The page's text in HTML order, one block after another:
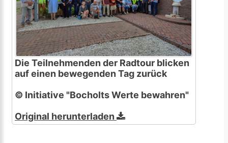
Die Teilnehmenden der Radtour blicken
auf einen bewegenden Tag zurück
© Initiative "Bocholts Werte bewahren"
Original herunterladen